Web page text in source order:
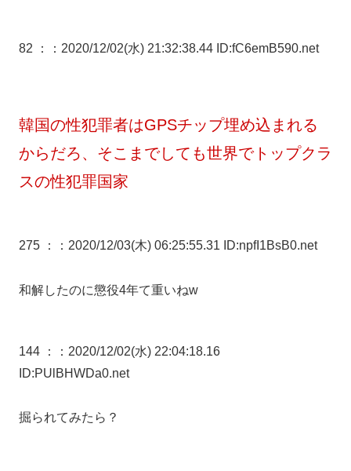
82 ： ：2020/12/02(水) 21:32:38.44 ID:fC6emB590.net
韓国の性犯罪者はGPSチップ埋め込まれる
からだろ、そこまでしても世界でトップクラ
スの性犯罪国家
275 ： ：2020/12/03(木) 06:25:55.31 ID:npfI1BsB0.net
和解したのに懲役4年て重いねw
144 ：
：2020/12/02(水) 22:04:18.16
ID:PUlBHWDa0.net
掘られてみたら？